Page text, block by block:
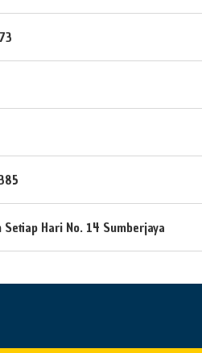
Setiap Hari No. 14 Sumberjaya